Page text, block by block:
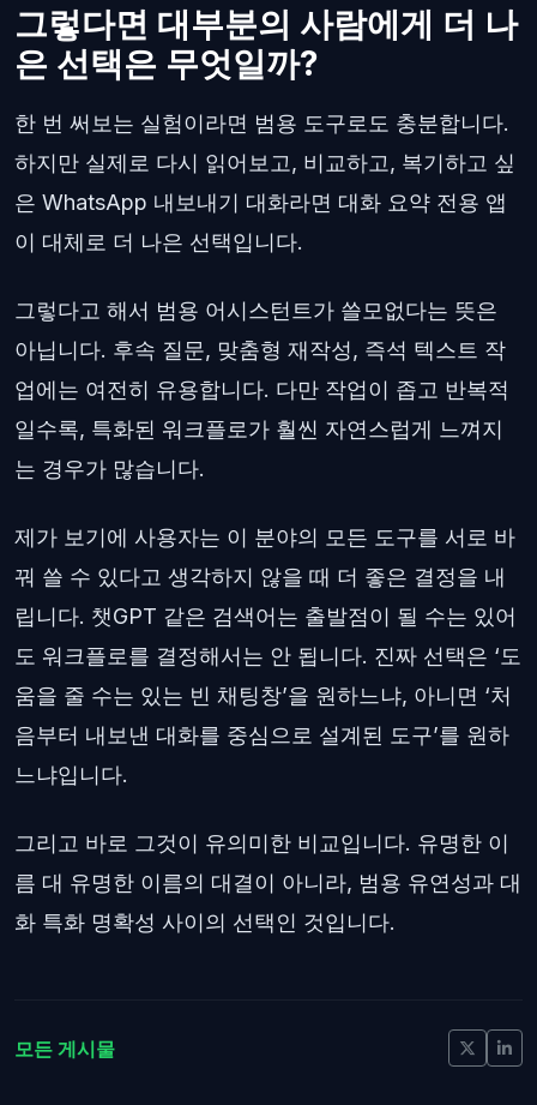
그렇다면 대부분의 사람에게 더 나
은 선택은 무엇일까?
한 번 써보는 실험이라면 범용 도구로도 충분합니다.
하지만 실제로 다시 읽어보고, 비교하고, 복기하고 싶
은 WhatsApp 내보내기 대화라면 대화 요약 전용 앱
이 대체로 더 나은 선택입니다.
그렇다고 해서 범용 어시스턴트가 쓸모없다는 뜻은
아닙니다. 후속 질문, 맞춤형 재작성, 즉석 텍스트 작
업에는 여전히 유용합니다. 다만 작업이 좁고 반복적
일수록, 특화된 워크플로가 훨씬 자연스럽게 느껴지
는 경우가 많습니다.
제가 보기에 사용자는 이 분야의 모든 도구를 서로 바
꿔 쓸 수 있다고 생각하지 않을 때 더 좋은 결정을 내
립니다. 챗GPT 같은 검색어는 출발점이 될 수는 있어
도 워크플로를 결정해서는 안 됩니다. 진짜 선택은 ‘도
움을 줄 수는 있는 빈 채팅창’을 원하느냐, 아니면 ‘처
음부터 내보낸 대화를 중심으로 설계된 도구’를 원하
느냐입니다.
그리고 바로 그것이 유의미한 비교입니다. 유명한 이
름 대 유명한 이름의 대결이 아니라, 범용 유연성과 대
화 특화 명확성 사이의 선택인 것입니다.
모든 게시물